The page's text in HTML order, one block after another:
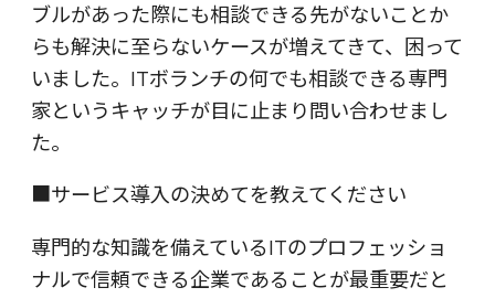
ブルがあった際にも相談できる先がないことか
らも解決に至らないケースが増えてきて、困って
いました。ITボランチの何でも相談できる専門
家というキャッチが目に止まり問い合わせまし
た。
■サービス導入の決めてを教えてください
専門的な知識を備えているITのプロフェッショ
ナルで信頼できる企業であることが最重要だと